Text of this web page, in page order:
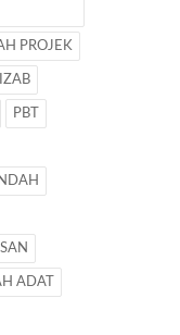
PROJEK
PBT
ADAT